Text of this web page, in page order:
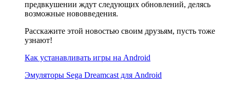
предвкушении ждут следующих обновлений, делясь
возможные нововведения.
Расскажите этой новостью своим друзьям, пусть тоже
узнают!
Как устанавливать игры на Android
Эмуляторы Sega Dreamcast для Android